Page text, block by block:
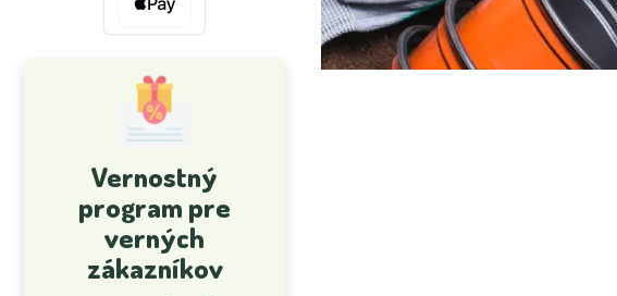
Vernostný
program pre
verných
zákazníkov